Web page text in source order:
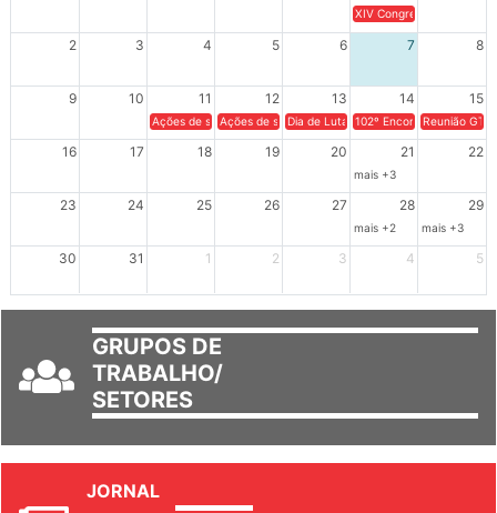
XIV Congresso Brasileiro
2 3 4 5 6 7 8
9 10 11 12 13 14 15
Ações de solidariedade a Cuba no Rio Grande do Sul - 100
Ações de solidariedade a Cuba no Rio Grande do
Dia de Luta em Defesa de Cuba e da
102º Encontro da
Reunião
16 17 18 19 20 21 22
mais +3
23 24 25 26 27 28 29
mais +2 mais +3
30 31 1 2 3 4 5
GRUPOS DE
TRABALHO/
SETORES
JORNAL